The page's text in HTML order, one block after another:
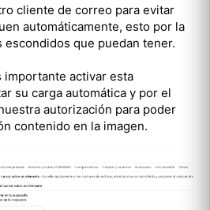
cliente de correo para evitar
automáticamente, esto por la
que puedan tener.
importante activar esta
su carga automática y por el
autorización para poder
contenido en la imagen.